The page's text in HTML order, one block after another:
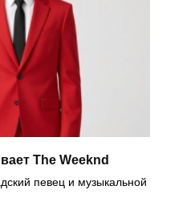
The Weeknd
певец и музыкальной